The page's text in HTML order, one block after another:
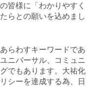
皆様に「わかりやすく
らとの願いを込めまし
らわすキーワードであ
ニバーサル、コミュニ
でもあります。大祐化
シーを達成する為、日